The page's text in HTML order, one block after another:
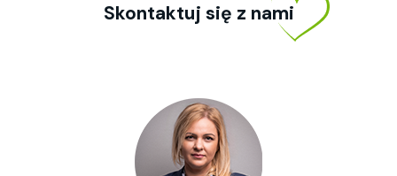
Skontaktuj się z nami